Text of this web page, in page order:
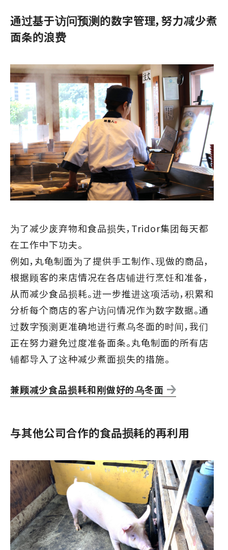
通过基于访问预测的数字管理，努力减少煮
面条的浪费
为了减少废弃物和食品损失，Tridor集团每天都
在工作中下功夫。
例如，丸龟制面为了提供手工制作、现做的商品，
根据顾客的来店情况在各店铺进行烹饪和准备，
从而减少食品损耗。进一步推进这项活动，积累和
分析每个商店的客户访问情况作为数字数据。通
过数字预测更准确地进行煮乌冬面的时间，我们
正在努力避免过度准备面条。丸龟制面的所有店
铺都导入了这种减少煮面损失的措施。
兼顾减少食品损耗和刚做好的乌冬面
与其他公司合作的食品损耗的再利用